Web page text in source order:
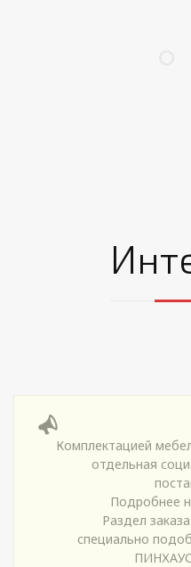
Комплектацией
отдельная
Подробнее
Раздел
специально